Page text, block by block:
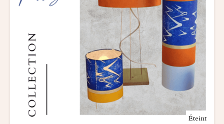
Éteint